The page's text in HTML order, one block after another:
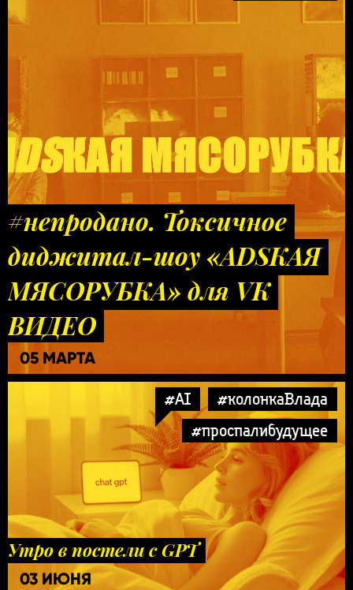
#непродано. Токсичное
диджитал-шоу «ADSКАЯ
МЯСОРУБКА» для VK
ВИДЕО
05 МАРТА
#AI
#колонкаВлада
#проспалибудущее
Утро в постели с GPT
03 ИЮНЯ